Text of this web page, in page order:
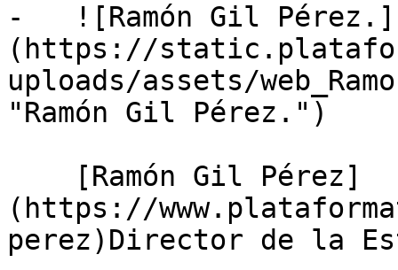
-   ![Ramón Gil Pérez.]
(https://
uploads/assets/
"Ramón Gil Pérez.")
(https://
perez)Director de la